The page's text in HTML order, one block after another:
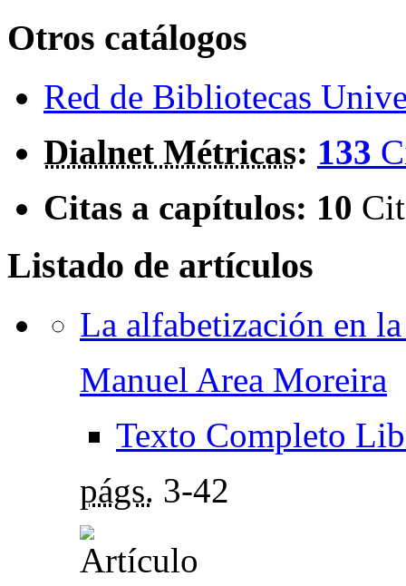
Otros catálogos
Red de Bibliotecas
Dialnet Métricas: 133
Citas a capítulos: 10
Listado de artículos
La alfabetización en
Manuel Area Moreira
Texto Completo
págs. 3-42